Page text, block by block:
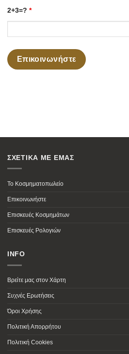
2+3=? *
ΣΧΕΤΙΚΑ ΜΕ ΕΜΑΣ
Το Κοσμηματοπωλείο
Επικοινωνήστε
Επισκευές Κοσμημάτων
Επισκευές Ρολογιών
INFO
Βρείτε μας στον Χάρτη
Συχνές Ερωτήσεις
Όροι Χρήσης
Πολιτική Απορρήτου
Πολιτική Cookies